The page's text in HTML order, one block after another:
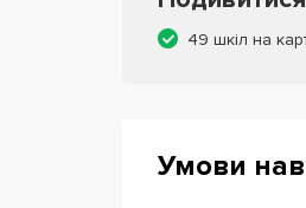
49 шкіл на
Умови